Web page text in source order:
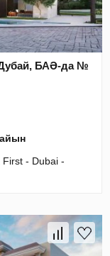
БАӘ-да №
- Dubai -